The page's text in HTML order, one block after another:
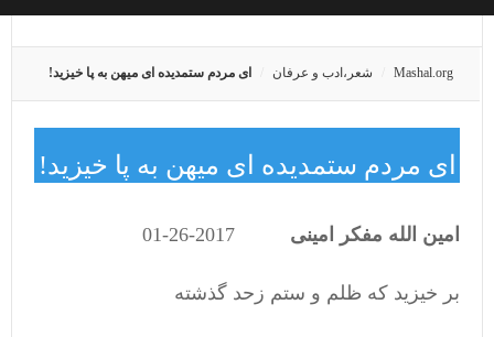
Mashal.org شعر،ادب و عرفان ای مردم ستمدیده ای میهن به پا خیزید!
ای مردم ستمدیده ای میهن به پا خیزید!
امین الله مفکر امینی
بر خیزید که ظلم و ستم زحد گذشته